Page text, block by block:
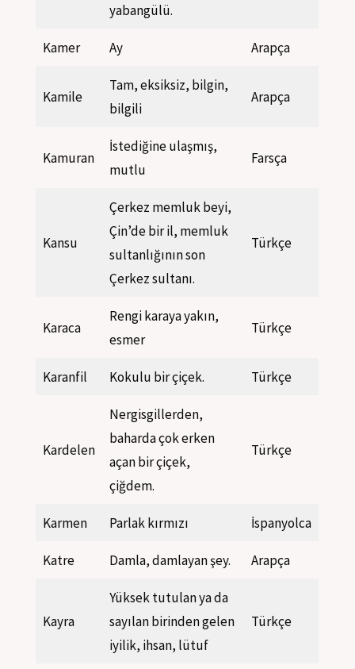
yabangülü.
Kamer Ay Arapça
Kamile
Tam, eksiksiz, bilgin,
bilgili
Arapça
Kamuran
İstediğine ulaşmış,
mutlu
Farsça
Kansu
Çerkez memluk beyi,
Çin’de bir il, memluk
sultanlığının son
Çerkez sultanı.
Türkçe
Karaca
Rengi karaya yakın,
esmer
Türkçe
Karanfil Kokulu bir çiçek. Türkçe
Kardelen
Nergisgillerden,
baharda çok erken
açan bir çiçek,
çiğdem.
Türkçe
Karmen Parlak kırmızı İspanyolca
Katre Damla, damlayan şey. Arapça
Kayra
Yüksek tutulan ya da
sayılan birinden gelen
iyilik, ihsan, lütuf
Türkçe